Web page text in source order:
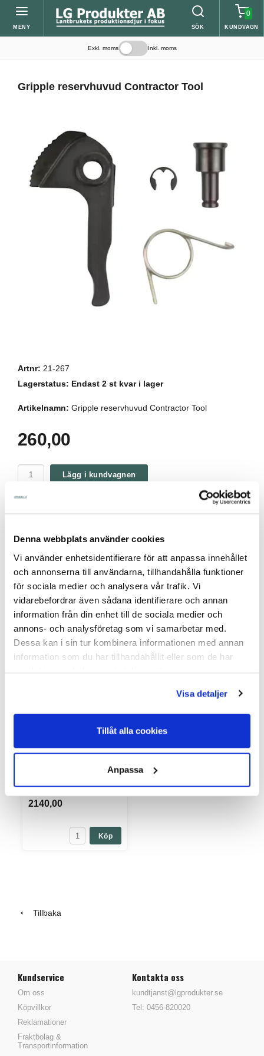
Denna webbplats använder cookies
Vi använder enhetsidentifierare för att anpassa innehållet
och annonserna till användarna, tillhandahålla funktioner
för sociala medier och analysera vår trafik. Vi
vidarebefordrar även sådana identifierare och annan
information från din enhet till de sociala medier och
annons- och analysföretag som vi samarbetar med.
Dessa kan i sin tur kombinera informationen med annan
information som du har tillhandahållit eller som de har
Visa detaljer
Tillåt alla cookies
Anpassa
MENY SÖK
0
KUNDVAGN
Exkl. moms Inkl. moms
Gripple reservhuvud Contractor Tool
Artnr: 21-267
Lagerstatus: Endast 2 st kvar i lager
Artikelnamn: Gripple reservhuvud Contractor Tool
260,00
Lägg i kundvagnen
Du kanske också är intresserad av
Gripple Tång Pro ContractorDen
professionella Gripple-tången är
2140,00
Köp
Tillbaka
Kundservice
Om oss
Köpvillkor
Reklamationer
Fraktbolag &
Transportinformation
Kontakta oss
kundtjanst@lgprodukter.se
Tel: 0456-820020